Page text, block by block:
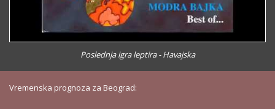
Poslednja igra leptira - Havajska
Vremenska prognoza za Beograd: